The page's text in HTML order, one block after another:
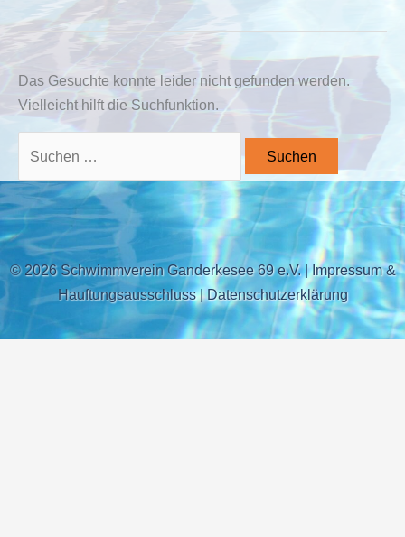
Das Gesuchte konnte leider nicht gefunden werden.
Vielleicht hilft die Suchfunktion.
© 2026 Schwimmverein Ganderkesee 69 e.V.|Impressum &
Hauftungsausschluss|Datenschutzerklärung